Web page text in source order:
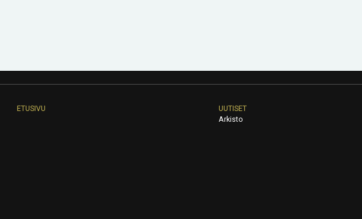
ETUSIVU
UUTISET
Arkisto